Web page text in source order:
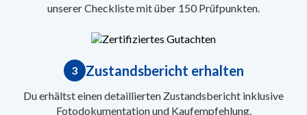
unserer Checkliste mit über 150 Prüfpunkten.
3 Zustandsbericht erhalten
Du erhältst einen detaillierten Zustandsbericht inklusive
Fotodokumentation und Kaufempfehlung.